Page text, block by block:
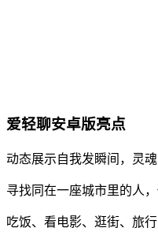
爱轻聊安卓版亮点
动态展示自我发瞬间，灵
寻找同在一座城市里的人
吃饭、看电影、逛街、旅